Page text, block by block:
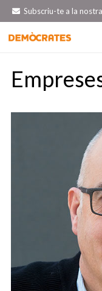
Subscriu-te a la